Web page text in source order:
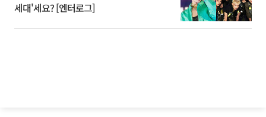
세대'세요? [엔터로그]